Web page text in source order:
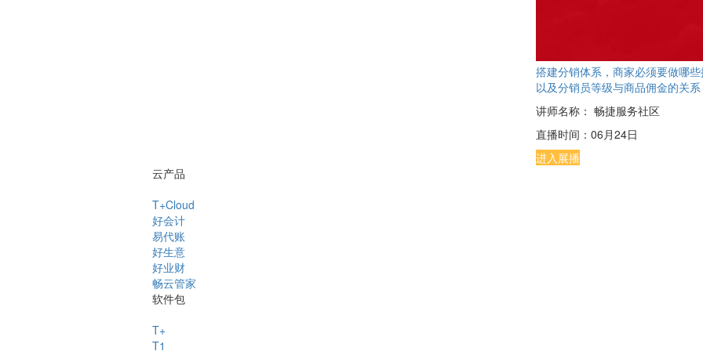
搭建分销体系，商家必须要做哪
以及分销员等级与商品佣金的关系
讲师名称： 畅捷服务社区
直播时间： 06月24日
进入展播
云产品
T+Cloud
好会计
易代账
好生意
好业财
畅云管家
软件包
T+
T1